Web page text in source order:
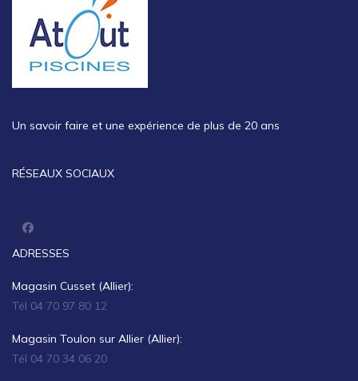
Un savoir faire et une expérience de plus de 20 ans
RÉSEAUX SOCIAUX
ADRESSES
Magasin Cusset (Allier):
Tél 04 70 97 80 12
Magasin Toulon sur Allier (Allier):
Tél 04 70 34 06 20